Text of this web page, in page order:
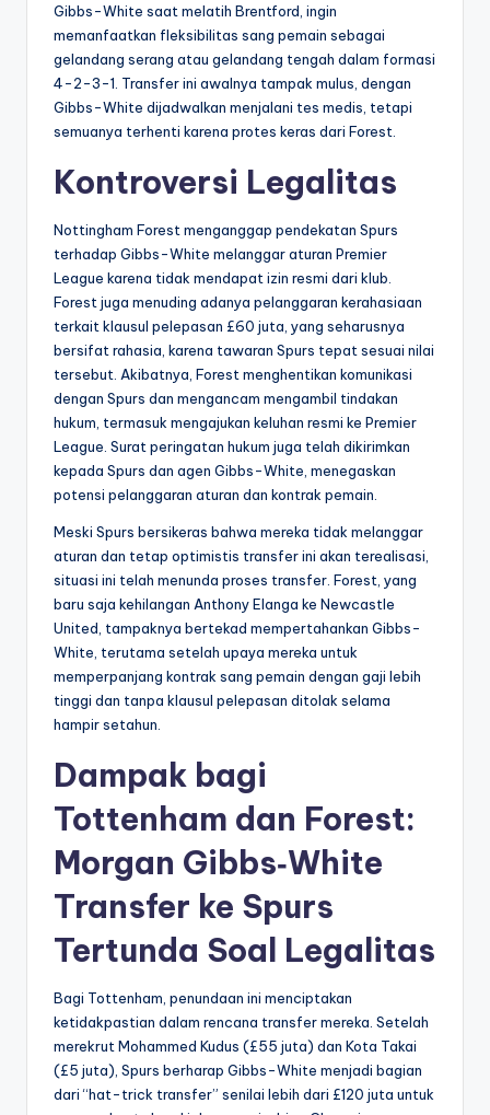
Gibbs-White saat melatih Brentford, ingin
memanfaatkan fleksibilitas sang pemain sebagai
gelandang serang atau gelandang tengah dalam formasi
4-2-3-1. Transfer ini awalnya tampak mulus, dengan
Gibbs-White dijadwalkan menjalani tes medis, tetapi
semuanya terhenti karena protes keras dari Forest.
Kontroversi Legalitas
Nottingham Forest menganggap pendekatan Spurs
terhadap Gibbs-White melanggar aturan Premier
League karena tidak mendapat izin resmi dari klub.
Forest juga menuding adanya pelanggaran kerahasiaan
terkait klausul pelepasan £60 juta, yang seharusnya
bersifat rahasia, karena tawaran Spurs tepat sesuai nilai
tersebut. Akibatnya, Forest menghentikan komunikasi
dengan Spurs dan mengancam mengambil tindakan
hukum, termasuk mengajukan keluhan resmi ke Premier
League. Surat peringatan hukum juga telah dikirimkan
kepada Spurs dan agen Gibbs-White, menegaskan
potensi pelanggaran aturan dan kontrak pemain.
Meski Spurs bersikeras bahwa mereka tidak melanggar
aturan dan tetap optimistis transfer ini akan terealisasi,
situasi ini telah menunda proses transfer. Forest, yang
baru saja kehilangan Anthony Elanga ke Newcastle
United, tampaknya bertekad mempertahankan Gibbs-
White, terutama setelah upaya mereka untuk
memperpanjang kontrak sang pemain dengan gaji lebih
tinggi dan tanpa klausul pelepasan ditolak selama
hampir setahun.
Dampak bagi
Tottenham dan Forest:
Morgan Gibbs‑White
Transfer ke Spurs
Tertunda Soal Legalitas
Bagi Tottenham, penundaan ini menciptakan
ketidakpastian dalam rencana transfer mereka. Setelah
merekrut Mohammed Kudus (£55 juta) dan Kota Takai
(£5 juta), Spurs berharap Gibbs-White menjadi bagian
dari “hat-trick transfer” senilai lebih dari £120 juta untuk